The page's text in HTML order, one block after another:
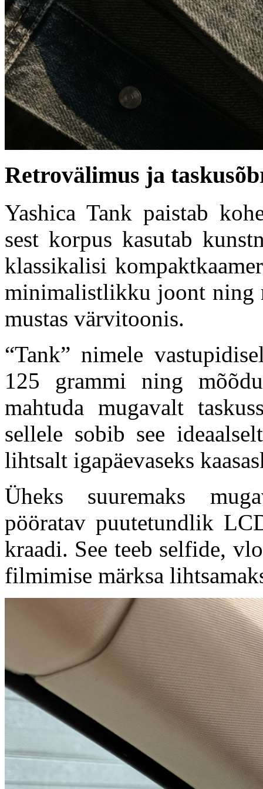
Retrovälimus ja
Yashica Tank paistab
sest korpus kasutab
klassikalisi
minimalistlikku joont ning
mustas värvitoonis.
“Tank” nimele
125 grammi ning
mahtuda mugavalt
sellele sobib see
lihtsalt igapäevaseks
Üheks suuremaks
pööratav puutetundlik
kraadi. See teeb selfide,
filmimise märksa